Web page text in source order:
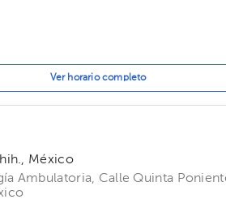
Ver horario completo
México
Ambulatoria, Calle Quinta